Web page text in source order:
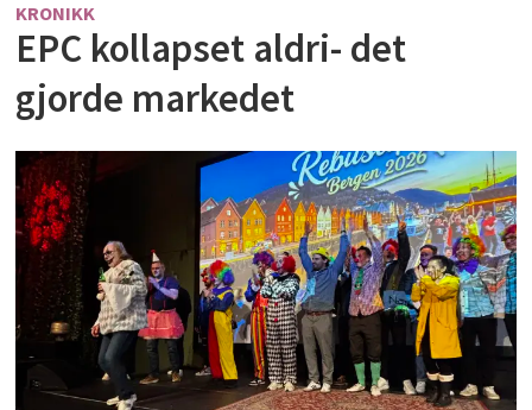
KRONIKK
EPC kollapset aldri- det
gjorde markedet